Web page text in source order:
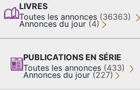
LIVRES
Toutes les annonces (36363)
Annonces du jour (4)
PUBLICATIONS EN SÉRIE
Toutes les annonces (433)
Annonces du jour (227)